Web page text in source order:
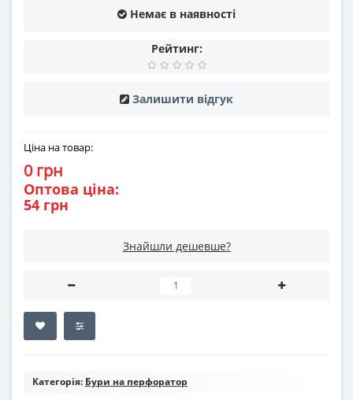
Немає в наявності
Рейтинг:
Залишити відгук
Ціна на товар:
0 грн
Оптова ціна:
54 грн
Знайшли дешевше?
Категорія: Бури на перфоратор